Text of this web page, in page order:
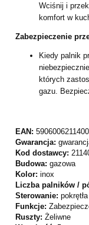
Wciśnij i
komfort w
Zabezpieczenie
Kiedy palnik
których
gazu.
EAN: 5906006211400
Gwarancja:
Kod dostawcy:
Budowa: gazowa
Kolor: inox
Liczba palników /
Sterowanie: pokrętła
Funkcje:
Ruszty: Żeliwne